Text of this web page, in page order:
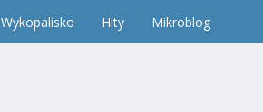
Wykopalisko Hity Mikroblog